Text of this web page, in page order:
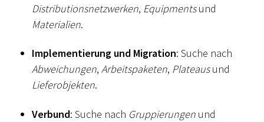
Distributionsnetzwerken, Equipmentsund
Materialien.
Implementierung und Migration: Suche nach
Abweichungen, Arbeitspaketen, Plateausund
Lieferobjekten.
Verbund: Suche nach Gruppierungen und